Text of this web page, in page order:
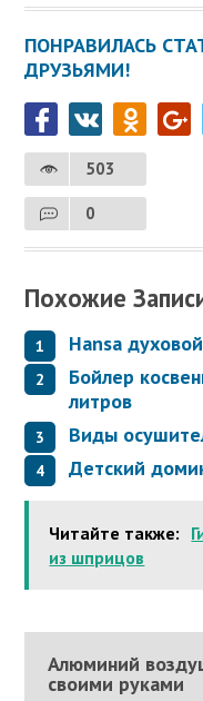
ПОНРАВИЛАСЬ
ДРУЗЬЯМИ!
503
0
Похожие
Hansa
Бойлер
литров
Виды
Детский
Читайте также:
из шприцов
Алюминий
своими руками